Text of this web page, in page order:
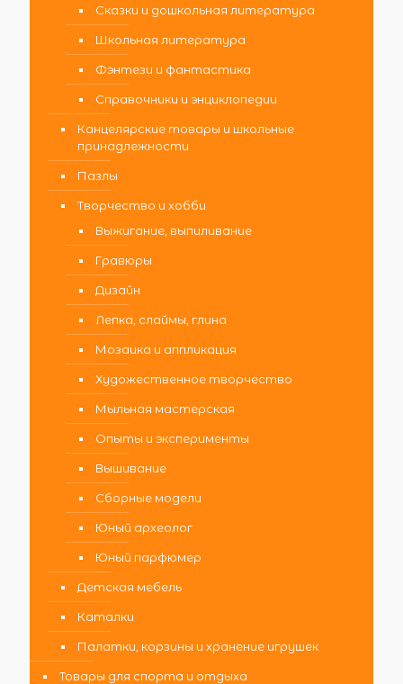
Сказки и дошкольная литература
Школьная литература
Фэнтези и фантастика
Справочники и энциклопедии
Канцелярские товары и школьные
принадлежности
Пазлы
Творчество и хобби
Выжигание, выпиливание
Гравюры
Дизайн
Лепка, слаймы, глина
Мозаика и аппликация
Художественное творчество
Мыльная мастерская
Опыты и эксперименты
Вышивание
Сборные модели
Юный археолог
Юный парфюмер
Детская мебель
Каталки
Палатки, корзины и хранение игрушек
Товары для спорта и отдыха